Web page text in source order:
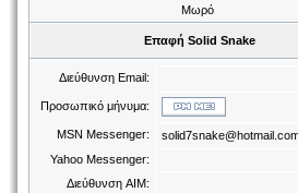
Μωρό
Επαφή Solid Snake
Διεύθυνση Email:
Προσωπικό μήνυμα:
MSN Messenger:
Yahoo Messenger:
Διεύθυνση AIM: